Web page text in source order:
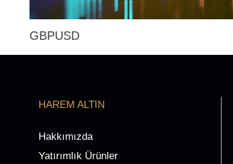
GBPUSD
HAREM ALTIN
Hakkımızda
Yatırımlık Ürünler